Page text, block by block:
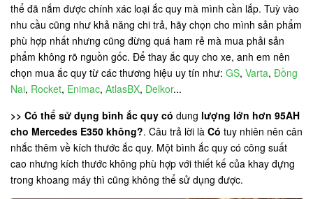
thể đã nắm được chính xác loại ắc quy mà mình cần lắp. Tuỳ vào
nhu cầu cũng như khả năng chi trả, hãy chọn cho mình sản phẩm
phù hợp nhất nhưng cũng đừng quá ham rẻ mà mua phải sản
phẩm không rõ nguồn gốc. Để thay ắc quy cho xe, anh em nên
chọn mua ắc quy từ các thương hiệu uy tín như: GS, Varta, Đồng
Nai, Rocket, Enimac, AtlasBX, Delkor...
>> Có thể sử dụng bình ắc quy có dung lượng lớn hơn 95AH
cho Mercedes E350 không?. Câu trả lời là Có tuy nhiên nên cân
nhắc thêm về kích thước ắc quy. Một bình ắc quy có công suất
cao nhưng kích thước không phù hợp với thiết kế của khay đựng
trong khoang máy thì cũng không thể sử dụng được.